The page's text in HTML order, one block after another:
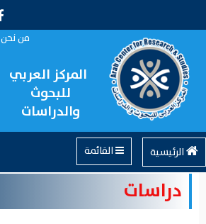
من نحن
المركز العربي
للبحوث
والدراسات
الرئيسية
دراسات